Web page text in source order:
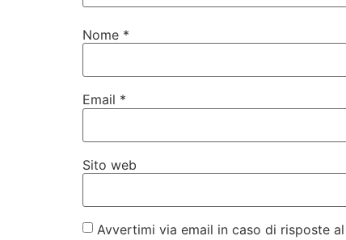
Nome *
Email *
Sito web
Avvertimi via email in caso di risposte